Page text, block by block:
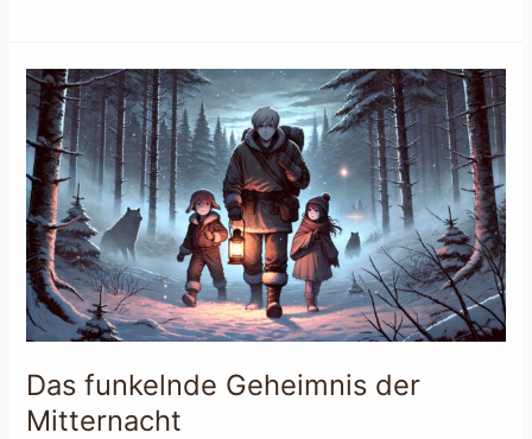
des
kleinen
Mondstrahls
Das funkelnde Geheimnis der
Mitternacht